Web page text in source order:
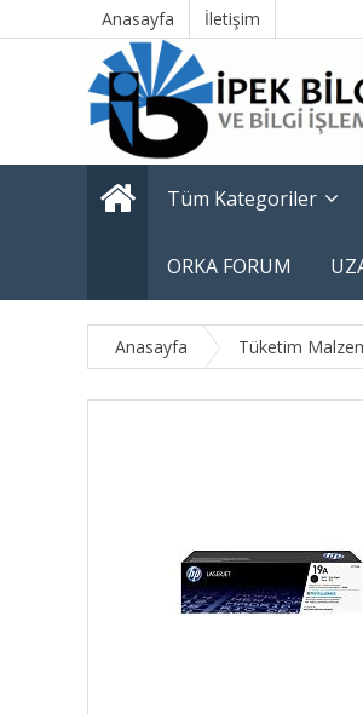
Anasayfa İletişim
Tüm Kategoriler
ORKA FORUM
Anasayfa Tüketim